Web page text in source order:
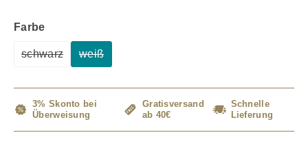
Farbeauswählen
schwarz weiß
3% Skonto bei
Überweisung
Gratisversand
ab 40€
Schnelle
Lieferung